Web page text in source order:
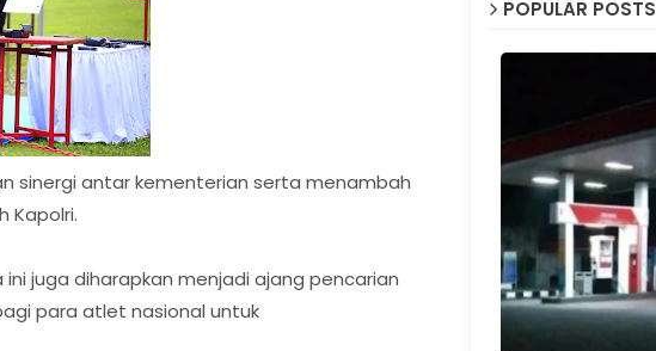
sinergi antar kementerian serta menambah
Kapolri.
juga diharapkan menjadi ajang pencarian
para atlet nasional untuk
POPULAR POSTS